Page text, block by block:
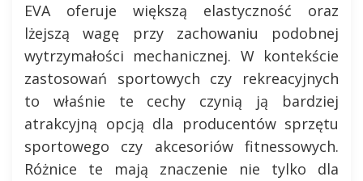
EVA oferuje większą elastyczność oraz
lżejszą wagę przy zachowaniu podobnej
wytrzymałości mechanicznej. W kontekście
zastosowań sportowych czy rekreacyjnych
to właśnie te cechy czynią ją bardziej
atrakcyjną opcją dla producentów sprzętu
sportowego czy akcesoriów fitnessowych.
Różnice te mają znaczenie nie tylko dla